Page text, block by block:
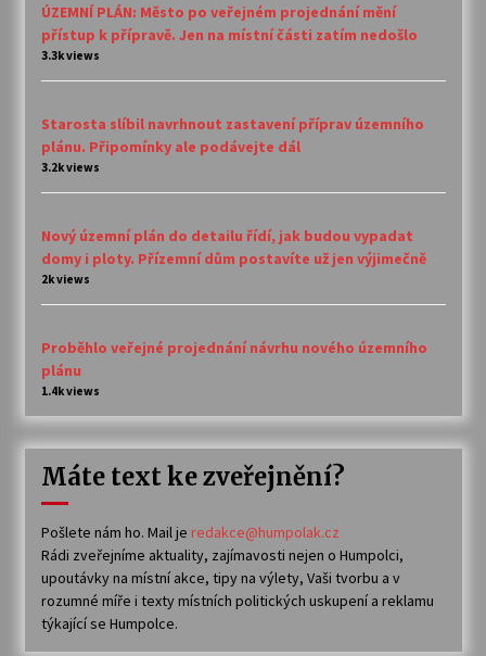
ÚZEMNÍ PLÁN: Město po veřejném projednání mění
přístup k přípravě. Jen na místní části zatím nedošlo
3.3k views
Starosta slíbil navrhnout zastavení příprav územního
plánu. Připomínky ale podávejte dál
3.2k views
Nový územní plán do detailu řídí, jak budou vypadat
domy i ploty. Přízemní dům postavíte už jen výjimečně
2k views
Proběhlo veřejné projednání návrhu nového územního
plánu
1.4k views
Máte text ke zveřejnění?
Pošlete nám ho. Mail je redakce@humpolak.cz
Rádi zveřejníme aktuality, zajímavosti nejen o Humpolci,
upoutávky na místní akce, tipy na výlety, Vaši tvorbu a v
rozumné míře i texty místních politických uskupení a reklamu
týkající se Humpolce.